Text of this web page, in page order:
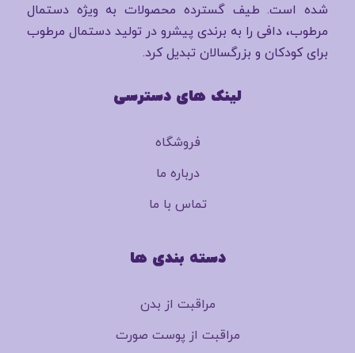
شده است. طیف گسترده محصولات به ویژه دستمال
مرطوب، دافی را به برندی پیشرو در تولید دستمال مرطوب
برای کودکان و بزرگسالان تبدیل کرد.
لینک های دسترسی
فروشگاه
درباره ما
تماس با ما
دسته بندی ها
مراقبت از بدن
مراقبت از پوست صورت